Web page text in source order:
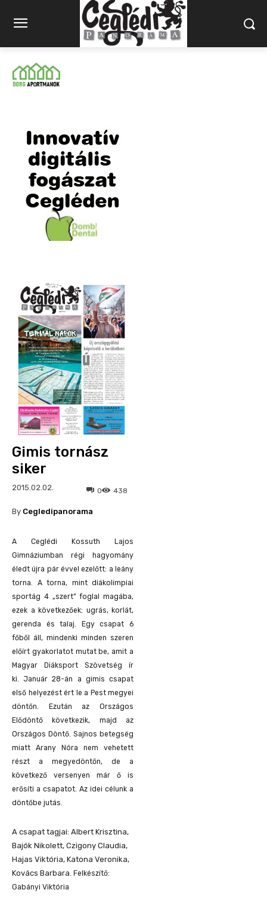
Gimis tornász
siker
2015.02.02. 438
0
By Cegledipanorama
A Ceglédi Kossuth Lajos
Gimnáziumban régi hagyomány
éledt újra pár évvel ezelőtt: a leány
torna. A torna, mint diákolimpiai
sportág 4 „szert” foglal magába,
ezek a következőek: ugrás, korlát,
gerenda és talaj. Egy csapat 6
főből áll, mindenki minden szeren
előírt gyakorlatot mutat be, amit a
Magyar Diáksport Szövetség ír
ki.Január 28-án a gimis csapat
első helyezést ért le a Pest megyei
döntőn. Ezután az Országos
Elődöntő következik, majd az
Országos Döntő. Sajnos betegség
miatt Arany Nóra nem vehetett
részt a megyedöntőn, de a
következő versenyen már ő is
erősíti a csapatot. Az idei célunk a
döntőbe jutás.
A csapat tagjai: Albert Krisztina,
Bajók Nikolett, Czigony Claudia,
Hajas Viktória, Katona Veronika,
Kovács Barbara. Felkészítő:
Gabányi Viktória